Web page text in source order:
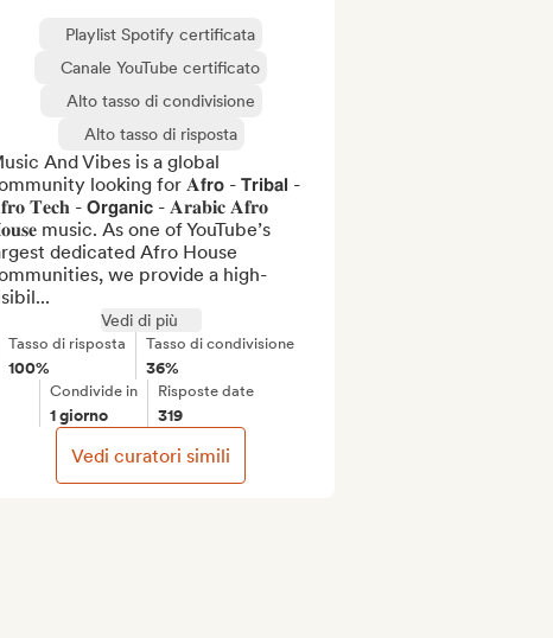
Playlist Spotify certificata
Canale YouTube certificato
Alto tasso di condivisione
Alto tasso di risposta
And Vibes is a global
looking for 𝐀𝗳𝗿𝗼 - 𝗧𝗿𝗶𝗯𝗮𝗹 -
𝐓𝐞𝐜𝐡 - 𝗢𝗿𝗴𝗮𝗻𝗶𝗰 - 𝐀𝐫𝐚𝐛𝐢𝐜 𝐀𝐟𝐫𝐨
music. As one of YouTube’s
dedicated Afro House
we provide a high-
Vedi di più
Tasso di risposta
100%
Tasso di condivisione
36%
Condivide in
1 giorno
Risposte date
319
Vedi curatori simili